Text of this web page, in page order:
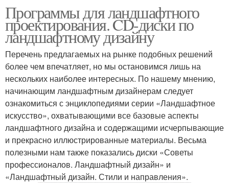
Программы для ландшафтного
проектирования. CD-диски по
ландшафтному дизайну
Перечень предлагаемых на рынке подобных решений
более чем впечатляет, но мы остановимся лишь на
нескольких наиболее интересных. По нашему мнению,
начинающим ландшафтным дизайнерам следует
ознакомиться с энциклопедиями серии «Ландшафтное
искусство», охватывающими все базовые аспекты
ландшафтного дизайна и содержащими исчерпывающие
и прекрасно иллюстрированные материалы. Весьма
полезными нам также показались диски «Советы
профессионалов. Ландшафтный дизайн» и
«Ландшафтный дизайн. Стили и направления».